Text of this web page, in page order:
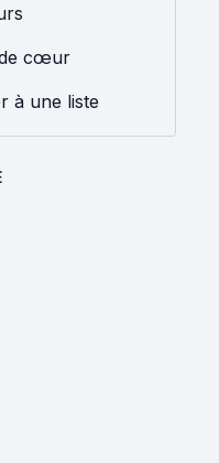
cœur
à une liste